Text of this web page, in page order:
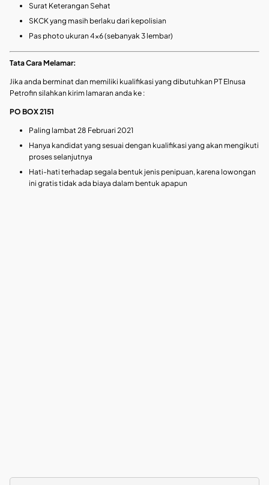
Surat Keterangan Sehat
SKCK yang masih berlaku dari kepolisian
Pas photo ukuran 4×6 (sebanyak 3 lembar)
Tata Cara Melamar:
Jika anda berminat dan memiliki kualifikasi yang dibutuhkan PT Elnusa
Petrofin silahkan kirim lamaran anda ke :
PO BOX 2151
Paling lambat 28 Februari 2021
Hanya kandidat yang sesuai dengan kualifikasi yang akan mengikuti
proses selanjutnya
Hati-hati terhadap segala bentuk jenis penipuan, karena lowongan
ini gratis tidak ada biaya dalam bentuk apapun